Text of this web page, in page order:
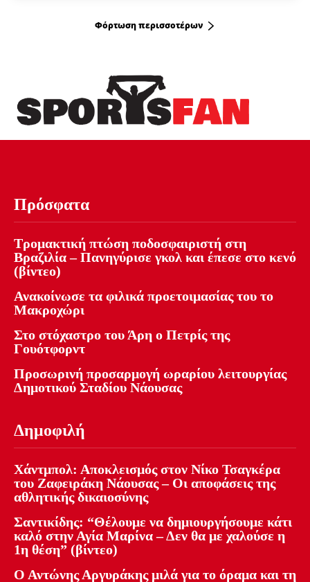
Φόρτωση περισσοτέρων
Πρόσφατα
Τρομακτική πτώση ποδοσφαιριστή στη
Βραζιλία – Πανηγύρισε γκολ και έπεσε στο κενό
(βίντεο)
Ανακοίνωσε τα φιλικά προετοιμασίας του το
Μακροχώρι
Στο στόχαστρο του Άρη ο Πετρίς της
Γουότφορντ
Προσωρινή προσαρμογή ωραρίου λειτουργίας
Δημοτικού Σταδίου Νάουσας
Δημοφιλή
Χάντμπολ: Αποκλεισμός στον Νίκο Τσαγκέρα
του Ζαφειράκη Νάουσας – Οι αποφάσεις της
αθλητικής δικαιοσύνης
Σαντικίδης: “Θέλουμε να δημιουργήσουμε κάτι
καλό στην Αγία Μαρίνα – Δεν θα με χαλούσε η
1η θέση” (βίντεο)
Ο Αντώνης Αργυράκης μιλά για το όραμα και τη